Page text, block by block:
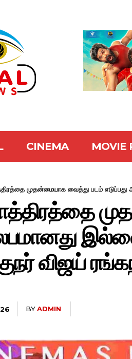
CINEMA MOVIE
முதன்மையாக வைத்து படம்
விஜய்
BYADMIN